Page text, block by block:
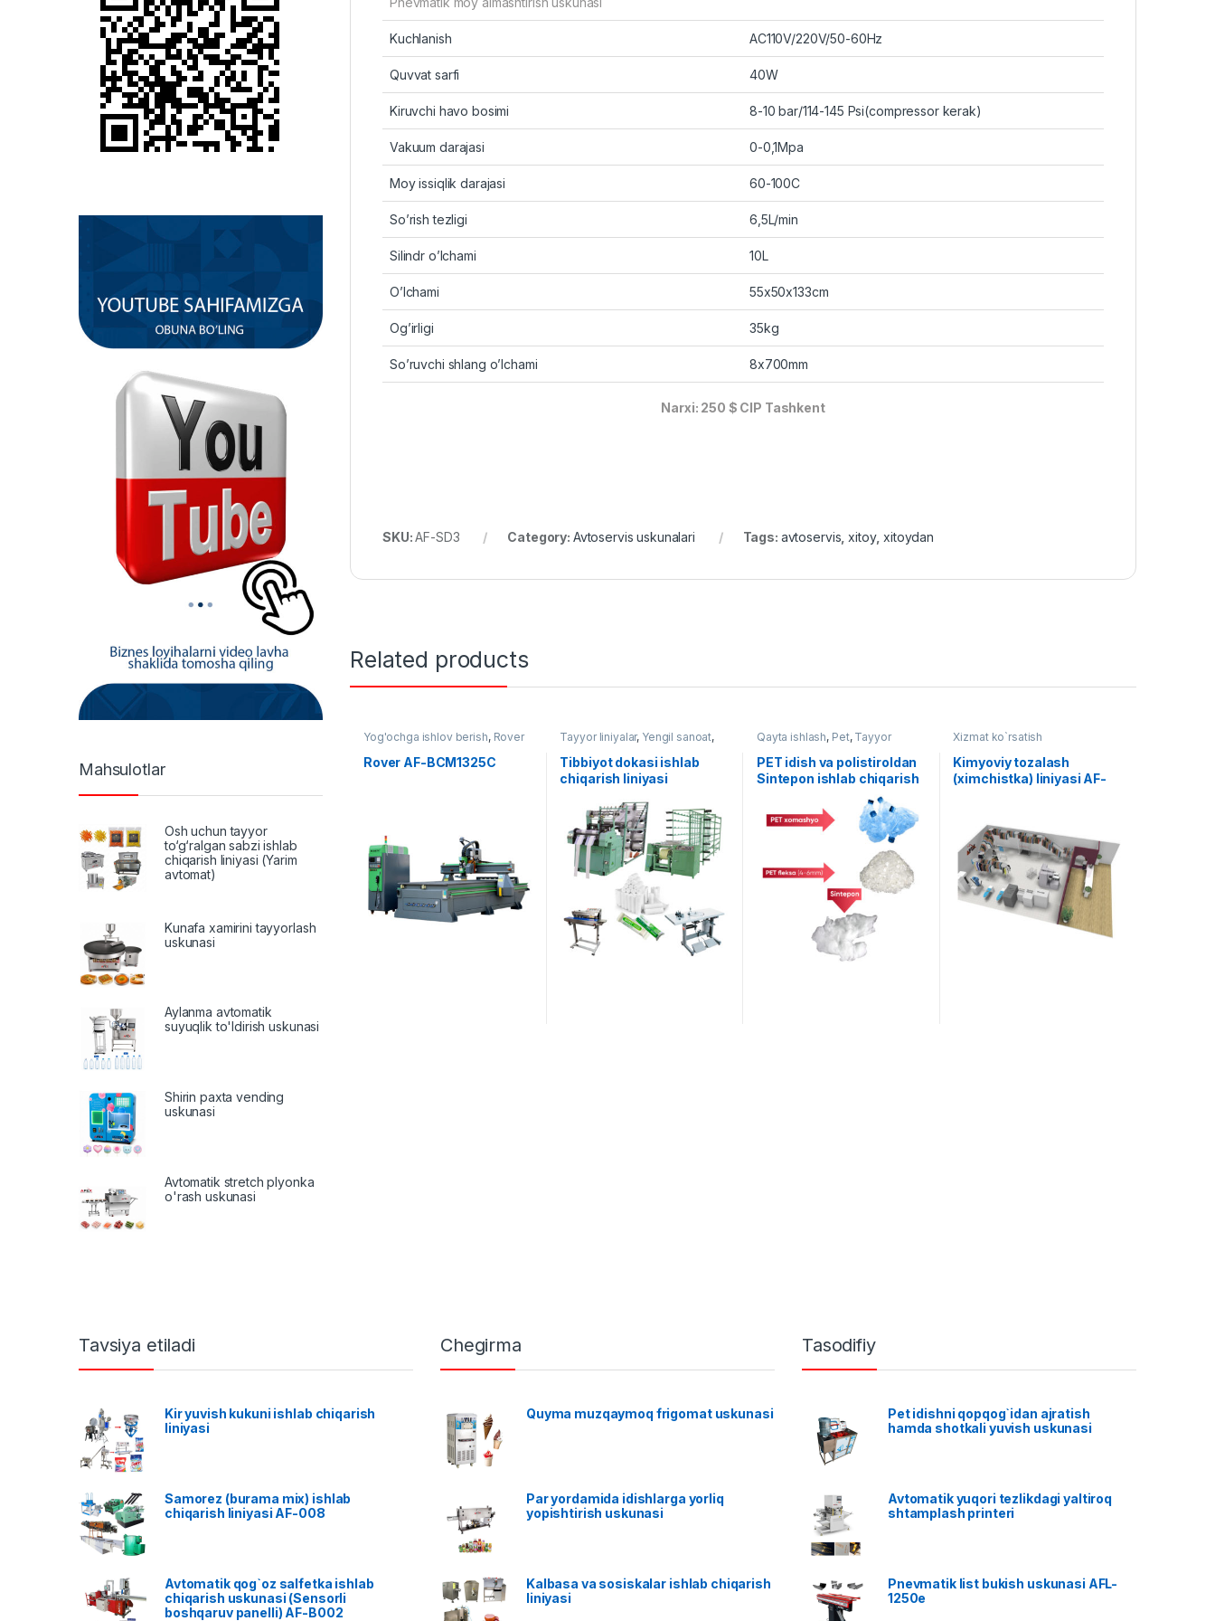
Kuchlanish AC110V/220V/50-60Hz
Quvvat sarfi 40W
Kiruvchi havo bosimi 8-10 bar/114-145 Psi(compressor kerak)
Vakuum darajasi 0-0,1Mpa
Moy issiqlik darajasi 60-100C
So’rish tezligi 6,5L/min
Silindr o’lchami 10L
O’lchami 55x50x133cm
Og’irligi 35kg
So’ruvchi shlang o’lchami 8x700mm
Narxi: 250 $ CIP Tashkent
SKU:AF-SD3 Category: Avtoservis uskunalari Tags: avtoservis ,xitoy,xitoydan
Related products
Yog'ochga ishlov berish, Rover
Rover AF-BCM1325C
Tayyor liniyalar, Yengil sanoat,
To'quv uskunalari
Tibbiyot dokasi ishlab
chiqarish liniyasi
Qayta ishlash, Pet, Tayyor
liniyalar
PET idish va polistiroldan
Sintepon ishlab chiqarish
Xizmat ko`rsatish
Kimyoviy tozalash
(ximchistka) liniyasi AF-
Mahsulotlar
Osh uchun tayyor
to‘g‘ralgan sabzi ishlab
chiqarish liniyasi (Yarim
avtomat)
Kunafa xamirini tayyorlash
uskunasi
Aylanma avtomatik
suyuqlik to'ldirish uskunasi
Shirin paxta vending
uskunasi
Avtomatik stretch plyonka
o'rash uskunasi
Tavsiya etiladi
Kir yuvish kukuni ishlab chiqarish
liniyasi
Samorez (burama mix) ishlab
chiqarish liniyasi AF-008
Avtomatik qog`oz salfetka ishlab
chiqarish uskunasi (Sensorli
boshqaruv panelli) AF-B002
Chegirma
Quyma muzqaymoq frigomat uskunasi
Par yordamida idishlarga yorliq
yopishtirish uskunasi
Kalbasa va sosiskalar ishlab chiqarish
liniyasi
Tasodifiy
Pet idishni qopqog`idan ajratish
hamda shotkali yuvish uskunasi
Avtomatik yuqori tezlikdagi yaltiroq
shtamplash printeri
Pnevmatik list bukish uskunasi AFL-
1250e